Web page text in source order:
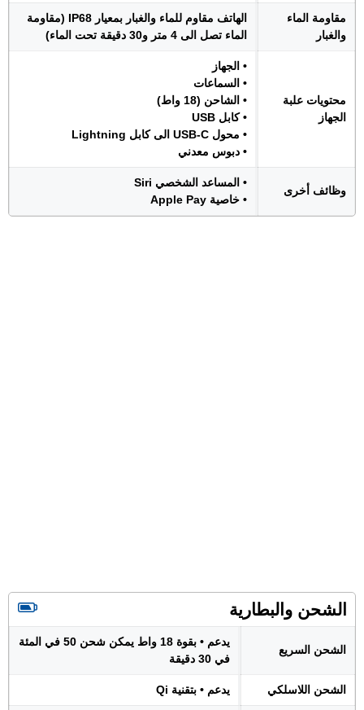
مقاومة الماء
والغبار
الهاتف مقاوم للماء والغبار بمعيار IP68 (مقاومة
الماء تصل الى 4 متر و30 دقيقة تحت الماء)
محتويات علبة
الجهاز
• الجهاز
• السماعات
• الشاحن (18 واط)
• كابل USB
• محول USB-C الى كابل Lightning
• دبوس معدني
وظائف أخرى
• المساعد الشخصي Siri
• خاصية Apple Pay
الشحن والبطارية
الشحن السريع
يدعم • بقوة 18 واط يمكن شحن 50 في المئة
في 30 دقيقة
الشحن اللاسلكي يدعم • بتقنية Qi